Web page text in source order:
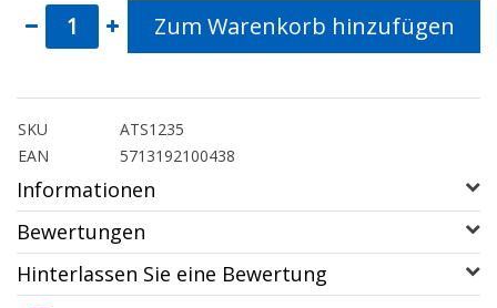
Zum Warenkorb hinzufügen
SKU
ATS1235
EAN
5713192100438
Informationen
Bewertungen
Hinterlassen Sie eine Bewertung